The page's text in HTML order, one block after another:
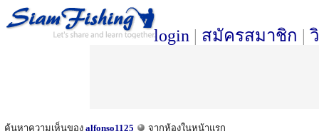
login | สมัครสมาชิก |
ค้นหาความเห็นของ alfonso1125 จากห้องในหน้าแรก